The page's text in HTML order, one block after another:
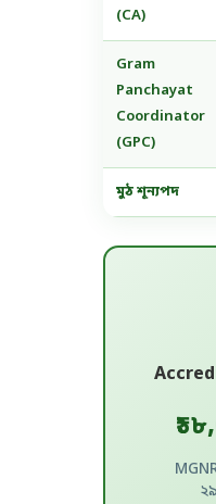
(CA)
Gram
Panchayat
Coordinator
(GPC)
মুঠ শূন্যপদ